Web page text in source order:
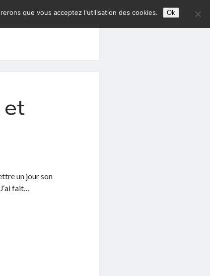
un jour son
fait…
que vous acceptez l'utilisation des cookies. Ok